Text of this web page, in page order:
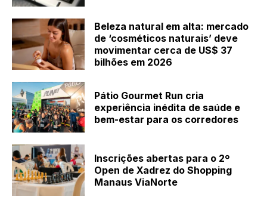
Beleza natural em alta: mercado
de ‘cosméticos naturais’ deve
movimentar cerca de US$ 37
bilhões em 2026
Pátio Gourmet Run cria
experiência inédita de saúde e
bem-estar para os corredores
Inscrições abertas para o 2º
Open de Xadrez do Shopping
Manaus ViaNorte